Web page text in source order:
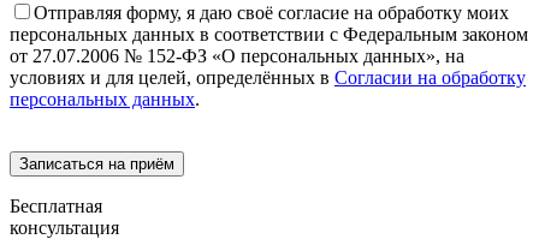
Отправляя форму, я даю своё согласие на обработку моих
персональных данных в соответствии с Федеральным законом
от 27.07.2006 № 152-ФЗ «О персональных данных», на
условиях и для целей, определённых в Согласии на обработку
персональных данных.
Бесплатная
консультация